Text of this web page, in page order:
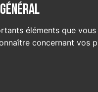
éléments que vous
concernant vos